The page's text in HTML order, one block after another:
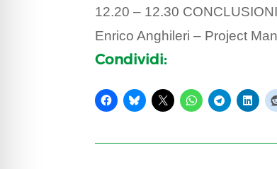
12.20 – 12.30 CONCLUSIONI
Enrico Anghileri – Project
Condividi: